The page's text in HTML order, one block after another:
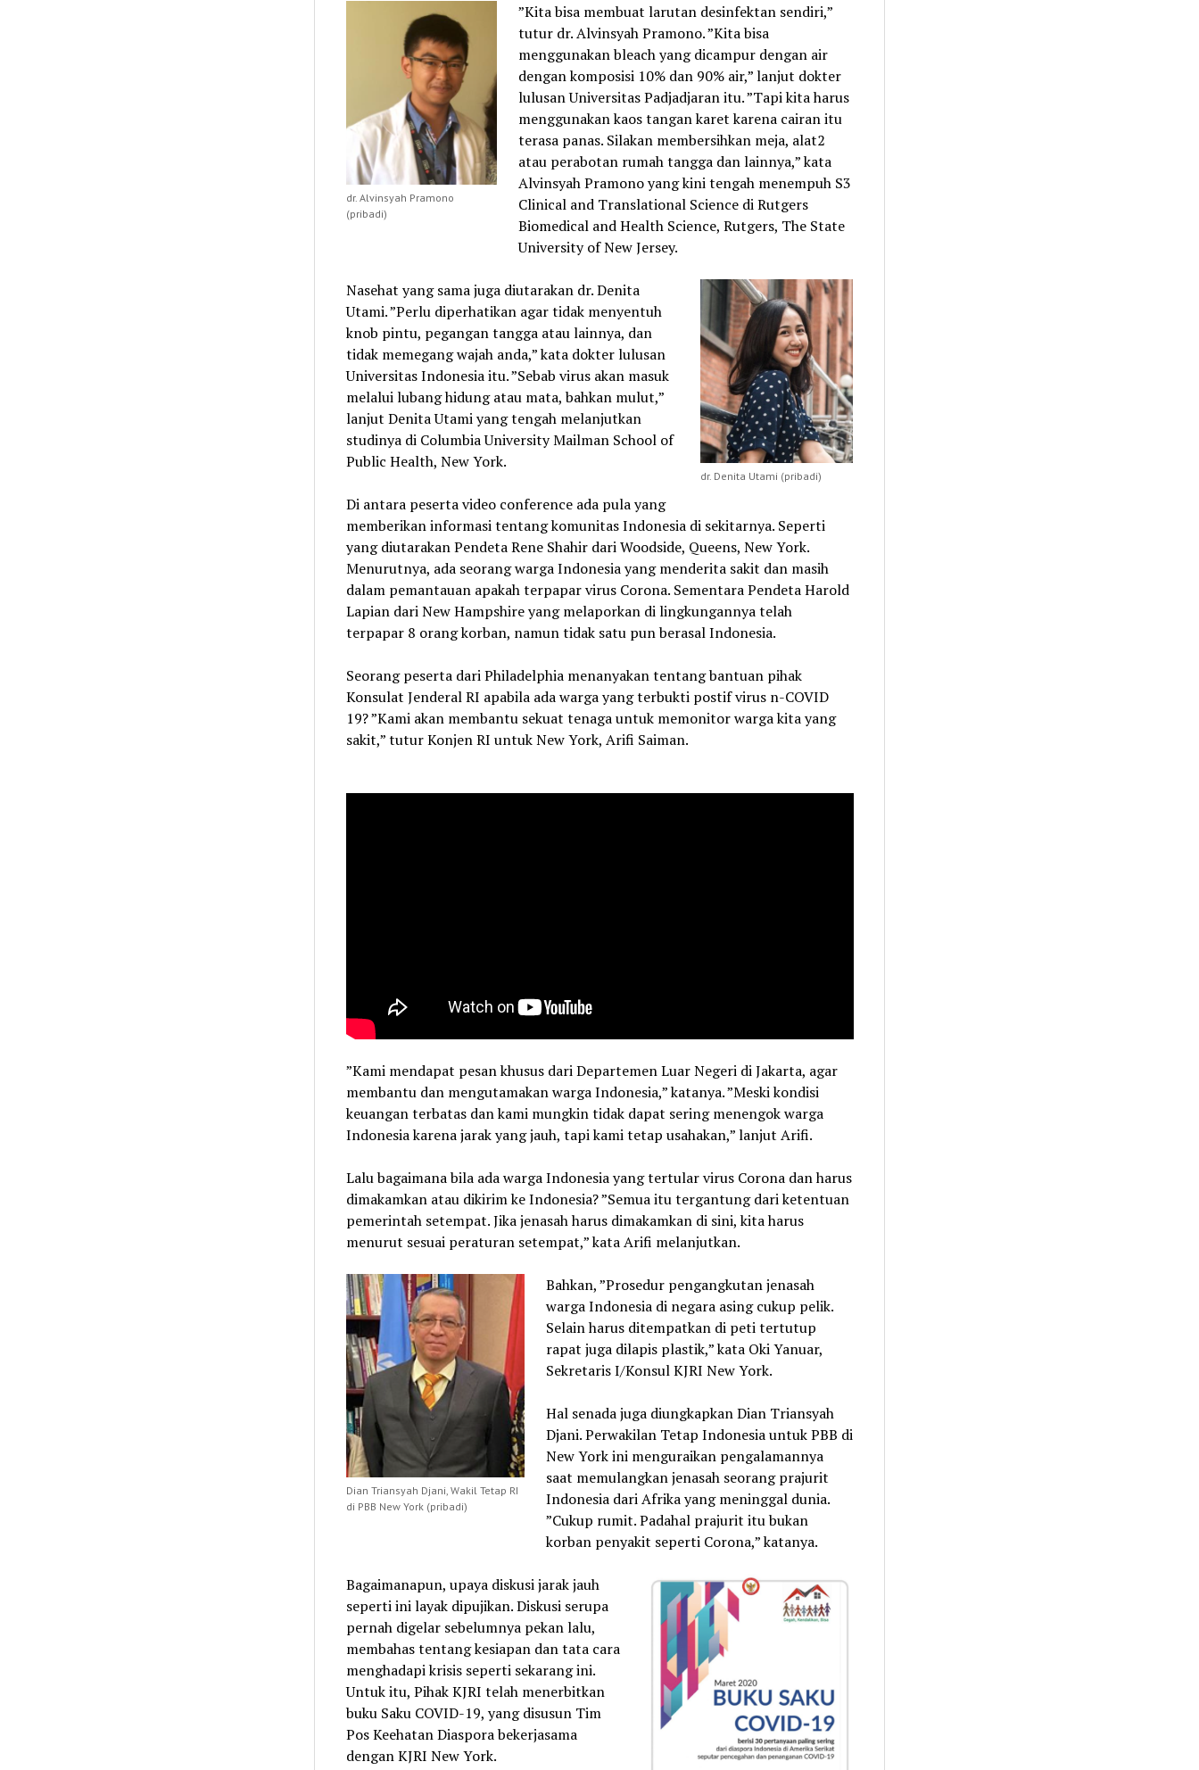
dr. Alvinsyah Pramono
(pribadi)
”Kita bisa membuat larutan desinfektan sendiri,”
tutur dr. Alvinsyah Pramono. ”Kita bisa
menggunakan bleach yang dicampur dengan air
dengan komposisi 10% dan 90% air,” lanjut dokter
lulusan Universitas Padjadjaran itu. ”Tapi kita harus
menggunakan kaos tangan karet karena cairan itu
terasa panas. Silakan membersihkan meja, alat2
atau perabotan rumah tangga dan lainnya,” kata
Alvinsyah Pramono yang kini tengah menempuh S3
Clinical and Translational Science di Rutgers
Biomedical and Health Science, Rutgers, The State
University of New Jersey.
dr. Denita Utami (pribadi)
Nasehat yang sama juga diutarakan dr. Denita
Utami. ”Perlu diperhatikan agar tidak menyentuh
knob pintu, pegangan tangga atau lainnya, dan
tidak memegang wajah anda,” kata dokter lulusan
Universitas Indonesia itu. ”Sebab virus akan masuk
melalui lubang hidung atau mata, bahkan mulut,”
lanjut Denita Utami yang tengah melanjutkan
studinya di Columbia University Mailman School of
Public Health, New York.
Di antara peserta video conference ada pula yang
memberikan informasi tentang komunitas Indonesia di sekitarnya. Seperti
yang diutarakan Pendeta Rene Shahir dari Woodside, Queens, New York.
Menurutnya, ada seorang warga Indonesia yang menderita sakit dan masih
dalam pemantauan apakah terpapar virus Corona. Sementara Pendeta Harold
Lapian dari New Hampshire yang melaporkan di lingkungannya telah
terpapar 8 orang korban, namun tidak satu pun berasal Indonesia.
Seorang peserta dari Philadelphia menanyakan tentang bantuan pihak
Konsulat Jenderal RI apabila ada warga yang terbukti postif virus n-COVID
19? ”Kami akan membantu sekuat tenaga untuk memonitor warga kita yang
sakit,” tutur Konjen RI untuk New York, Arifi Saiman.
”Kami mendapat pesan khusus dari Departemen Luar Negeri di Jakarta, agar
membantu dan mengutamakan warga Indonesia,” katanya. ”Meski kondisi
keuangan terbatas dan kami mungkin tidak dapat sering menengok warga
Indonesia karena jarak yang jauh, tapi kami tetap usahakan,” lanjut Arifi.
Lalu bagaimana bila ada warga Indonesia yang tertular virus Corona dan harus
dimakamkan atau dikirim ke Indonesia? ”Semua itu tergantung dari ketentuan
pemerintah setempat. Jika jenasah harus dimakamkan di sini, kita harus
menurut sesuai peraturan setempat,” kata Arifi melanjutkan.
Dian Triansyah Djani, Wakil Tetap RI
di PBB New York (pribadi)
Bahkan, ”Prosedur pengangkutan jenasah
warga Indonesia di negara asing cukup pelik.
Selain harus ditempatkan di peti tertutup
rapat juga dilapis plastik,” kata Oki Yanuar,
Sekretaris I/Konsul KJRI New York.
Hal senada juga diungkapkan Dian Triansyah
Djani. Perwakilan Tetap Indonesia untuk PBB di
New York ini menguraikan pengalamannya
saat memulangkan jenasah seorang prajurit
Indonesia dari Afrika yang meninggal dunia.
”Cukup rumit. Padahal prajurit itu bukan
korban penyakit seperti Corona,” katanya.
Bagaimanapun, upaya diskusi jarak jauh
seperti ini layak dipujikan. Diskusi serupa
pernah digelar sebelumnya pekan lalu,
membahas tentang kesiapan dan tata cara
menghadapi krisis seperti sekarang ini.
Untuk itu, Pihak KJRI telah menerbitkan
buku Saku COVID-19, yang disusun Tim
Pos Keehatan Diaspora bekerjasama
dengan KJRI New York.